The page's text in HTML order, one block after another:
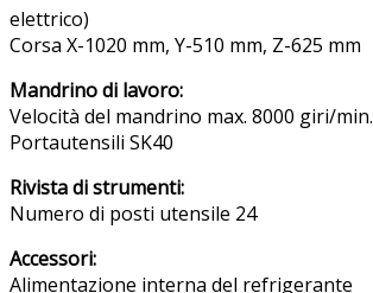
elettrico)
Corsa X-1020 mm, Y-510 mm, Z-625 mm
Mandrino di lavoro:
Velocità del mandrino max. 8000 giri/min.
Portautensili SK40
Rivista di strumenti:
Numero di posti utensile 24
Accessori:
Alimentazione interna del refrigerante